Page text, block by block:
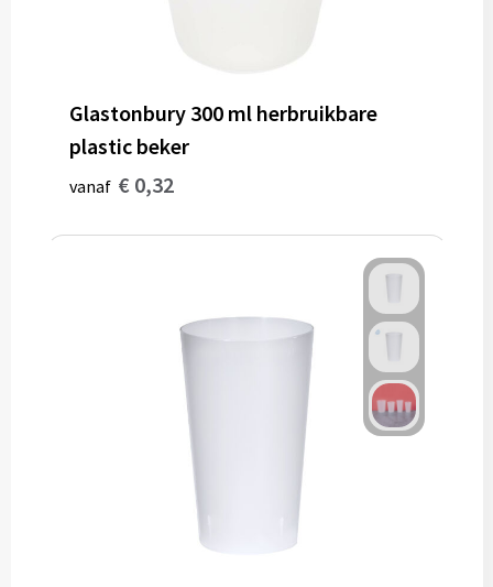
Glastonbury 300 ml herbruikbare
plastic beker
vanaf € 0,32